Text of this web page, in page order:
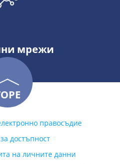
мрежи
правосъдие
достъпност
на личните данни